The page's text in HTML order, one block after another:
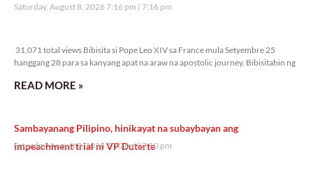
Saturday, August 8, 2026 7:16 pm 7:16 pm
31,071 total views Bibisita si Pope Leo XIV sa France mula Setyembre 25
hanggang 28 para sa kanyang apat na araw na apostolic journey. Bibisitahin ng
READ MORE »
Sambayanang Pilipino, hinikayat na subaybayan ang
impeachment trial ni VP Duterte
Saturday, August 8, 2026 7:10 pm 7:10 pm